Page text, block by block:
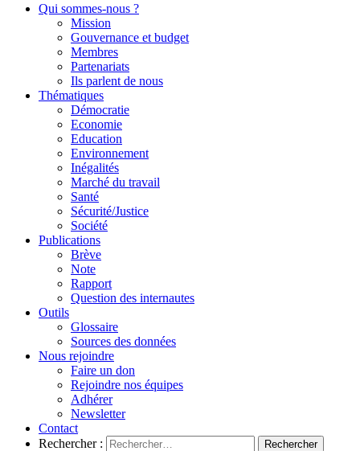
Qui sommes-nous ?
Mission
Gouvernance et budget
Membres
Partenariats
Ils parlent de nous
Thématiques
Démocratie
Economie
Education
Environnement
Inégalités
Marché du travail
Santé
Sécurité/Justice
Société
Publications
Brève
Note
Rapport
Question des internautes
Outils
Glossaire
Sources des données
Nous rejoindre
Faire un don
Rejoindre nos équipes
Adhérer
Newsletter
Contact
Rechercher :